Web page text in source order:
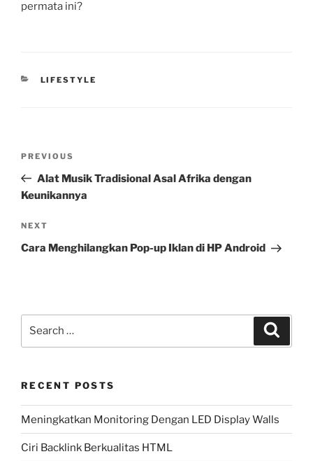
permata ini?
CATEGORIES
LIFESTYLE
Previous
Post
PREVIOUS
Alat Musik Tradisional Asal Afrika dengan
Keunikannya
Next
Post
NEXT
Cara Menghilangkan Pop-up Iklan di HP Android
RECENT POSTS
Meningkatkan Monitoring Dengan LED Display Walls
Ciri Backlink Berkualitas HTML